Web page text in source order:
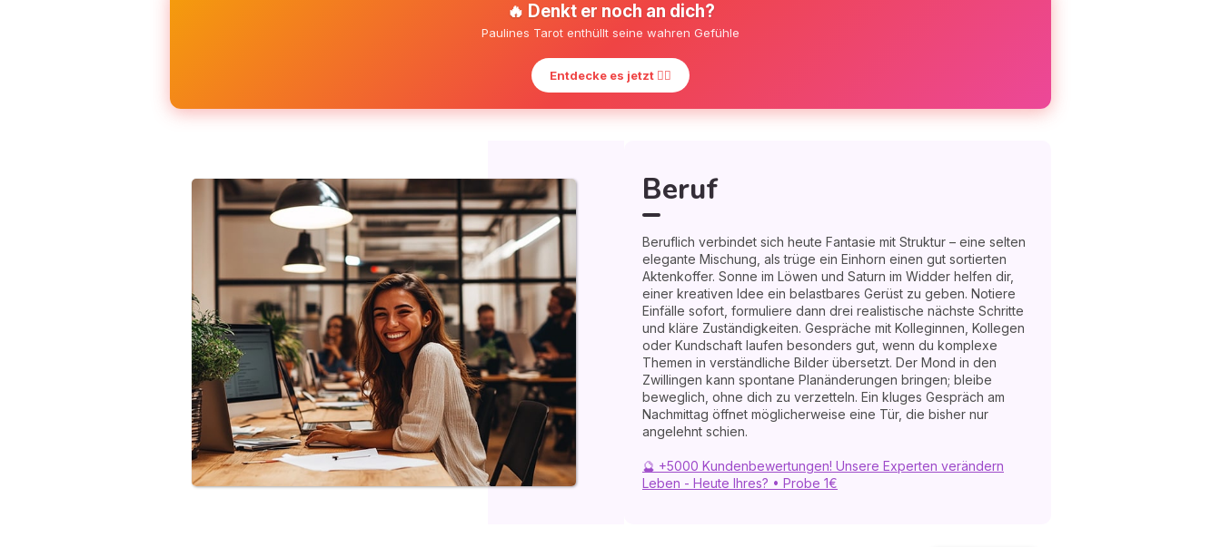
🔥 Denkt er noch an dich?
Paulines Tarot enthüllt seine wahren Gefühle
Entdecke es jetzt ❤️‍🔥
Beruf
Beruflich verbindet sich heute Fantasie mit Struktur – eine selten
elegante Mischung, als trüge ein Einhorn einen gut sortierten
Aktenkoffer. Sonne im Löwen und Saturn im Widder helfen dir,
einer kreativen Idee ein belastbares Gerüst zu geben. Notiere
Einfälle sofort, formuliere dann drei realistische nächste Schritte
und kläre Zuständigkeiten. Gespräche mit Kolleginnen, Kollegen
oder Kundschaft laufen besonders gut, wenn du komplexe
Themen in verständliche Bilder übersetzt. Der Mond in den
Zwillingen kann spontane Planänderungen bringen; bleibe
beweglich, ohne dich zu verzetteln. Ein kluges Gespräch am
Nachmittag öffnet möglicherweise eine Tür, die bisher nur
angelehnt schien.
🔮 +5000 Kundenbewertungen! Unsere Experten verändern
Leben - Heute Ihres? • Probe 1€